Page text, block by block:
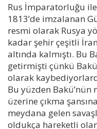
Rus İmparatorluğu
1813’de imzalanan
resmi olarak Rusya
kadar şehir çeşitli
altında kalmıştı. Bu
getirmişti çünkü
olarak
Bu yüzden Bakü’nün
üzerine çıkma
meydana gelen
oldukça hareketli